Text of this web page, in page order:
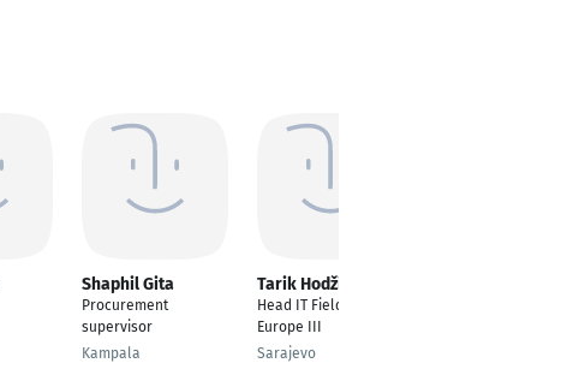
Shaphil Gita
Procurement
supervisor
Kampala
Tarik Hodžić
Head IT Field Support
Europe III
Sarajevo